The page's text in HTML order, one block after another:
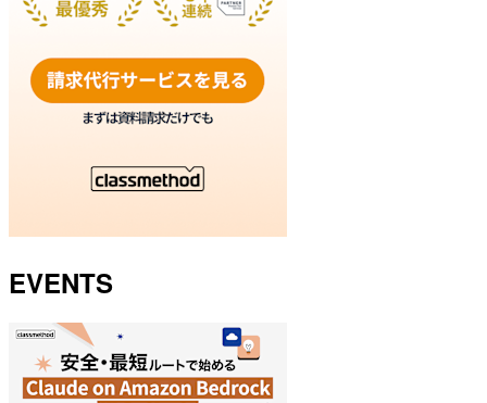
EVENTS